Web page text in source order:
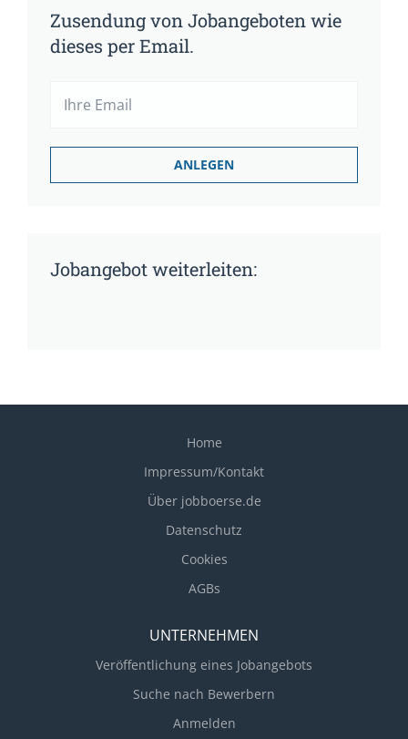
Zusendung von Jobangeboten wie
dieses per Email.
Jobangebot weiterleiten:
Home
Impressum/Kontakt
Über jobboerse.de
Datenschutz
Cookies
AGBs
UNTERNEHMEN
Veröffentlichung eines Jobangebots
Suche nach Bewerbern
Anmelden